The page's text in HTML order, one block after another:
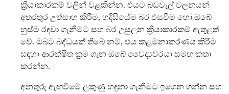
ක්‍රියාකාරකම් වලින් වළකින්න. එයට බඩවැල් චලනයන්
අතරතුර උත්සාහ කිරීම, හදිසියේම බර එසවීම හෝ ඔබේ
හුස්ම රඳවා ගැනීමට සහ බර උසුලන ක්‍රියාකාරකම් ඇතුළත්
වේ. ඔබට බද්ධයක් තිබේ නම්, එය කළමනාකරණය කිරීම
සඳහා ආරක්ෂිත ක්‍රම ගැන ඔබේ වෛද්‍යවරයා සමඟ කතා
කරන්න.
අනතුරු ඇඟවීමේ ලකුණු හඳුනා ගැනීමට ඉගෙන ගන්න සහ